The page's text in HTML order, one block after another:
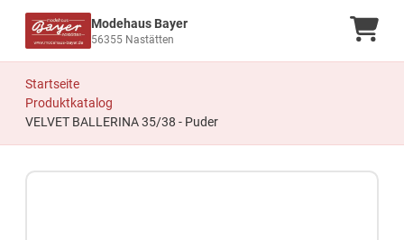
Modehaus Bayer
56355 Nastätten
Startseite
Produktkatalog
VELVET BALLERINA 35/38 - Puder